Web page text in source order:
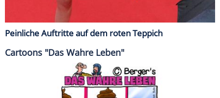
Peinliche Auftritte auf dem roten Teppich
Cartoons "Das Wahre Leben"